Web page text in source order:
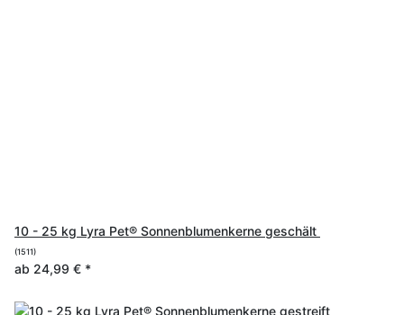
10 - 25 kg Lyra Pet® Sonnenblumenkerne geschält
(1511)
ab 24,99 € *